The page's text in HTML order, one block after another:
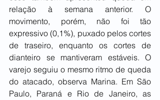
relação à semana anterior. O
movimento, porém, não foi tão
expressivo (0,1%), puxado pelos cortes
de traseiro, enquanto os cortes de
dianteiro se mantiveram estáveis. O
varejo seguiu o mesmo ritmo de queda
do atacado, observa Marina. Em São
Paulo, Paraná e Rio de Janeiro, as